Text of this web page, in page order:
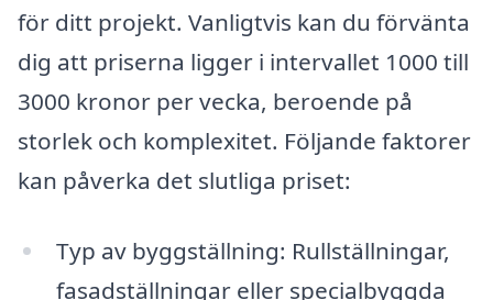
för ditt projekt. Vanligtvis kan du förvänta
dig att priserna ligger i intervallet 1000 till
3000 kronor per vecka, beroende på
storlek och komplexitet. Följande faktorer
kan påverka det slutliga priset:
Typ av byggställning: Rullställningar,
fasadställningar eller specialbyggda